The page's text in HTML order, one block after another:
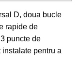
D, doua bucle
rapide de
puncte de
pentru a